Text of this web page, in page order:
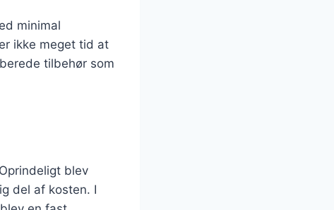
minimal
ikke meget tid at
tilbehør som
blev
del af kosten. I